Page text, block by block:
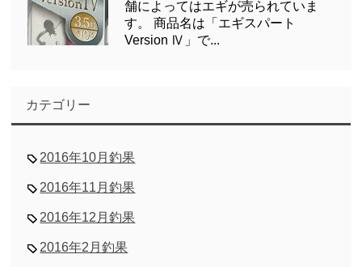
舗によってはエギが売られていま
す。 商品名は「エギスパート
Version Ⅳ」で...
カテゴリー
2016年10月釣果
2016年11月釣果
2016年12月釣果
2016年2月釣果